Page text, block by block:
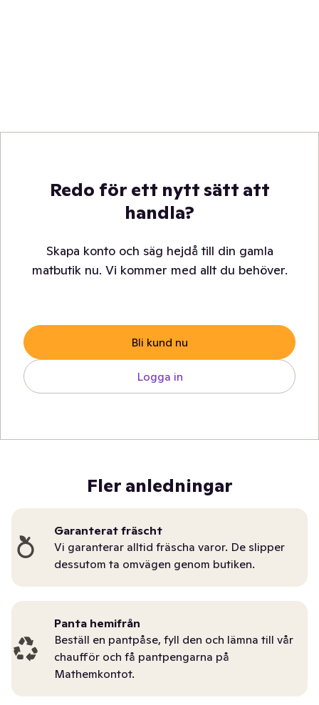
Redo för ett nytt sätt att
handla?
Skapa konto och säg hejdå till din gamla
matbutik nu. Vi kommer med allt du behöver.
Bli kund nu
Logga in
Fler anledningar
Garanterat fräscht
Vi garanterar alltid fräscha varor. De slipper
dessutom ta omvägen genom butiken.
Panta hemifrån
Beställ en pantpåse, fyll den och lämna till vår
chaufför och få pantpengarna på
Mathemkontot.